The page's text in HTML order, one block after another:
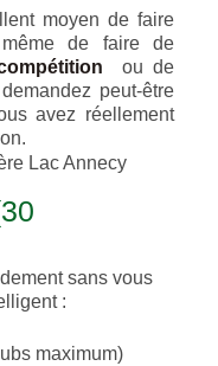
moyen de faire
de faire de
ou de
peut-être
avez réellement
sans vous
:
maximum)